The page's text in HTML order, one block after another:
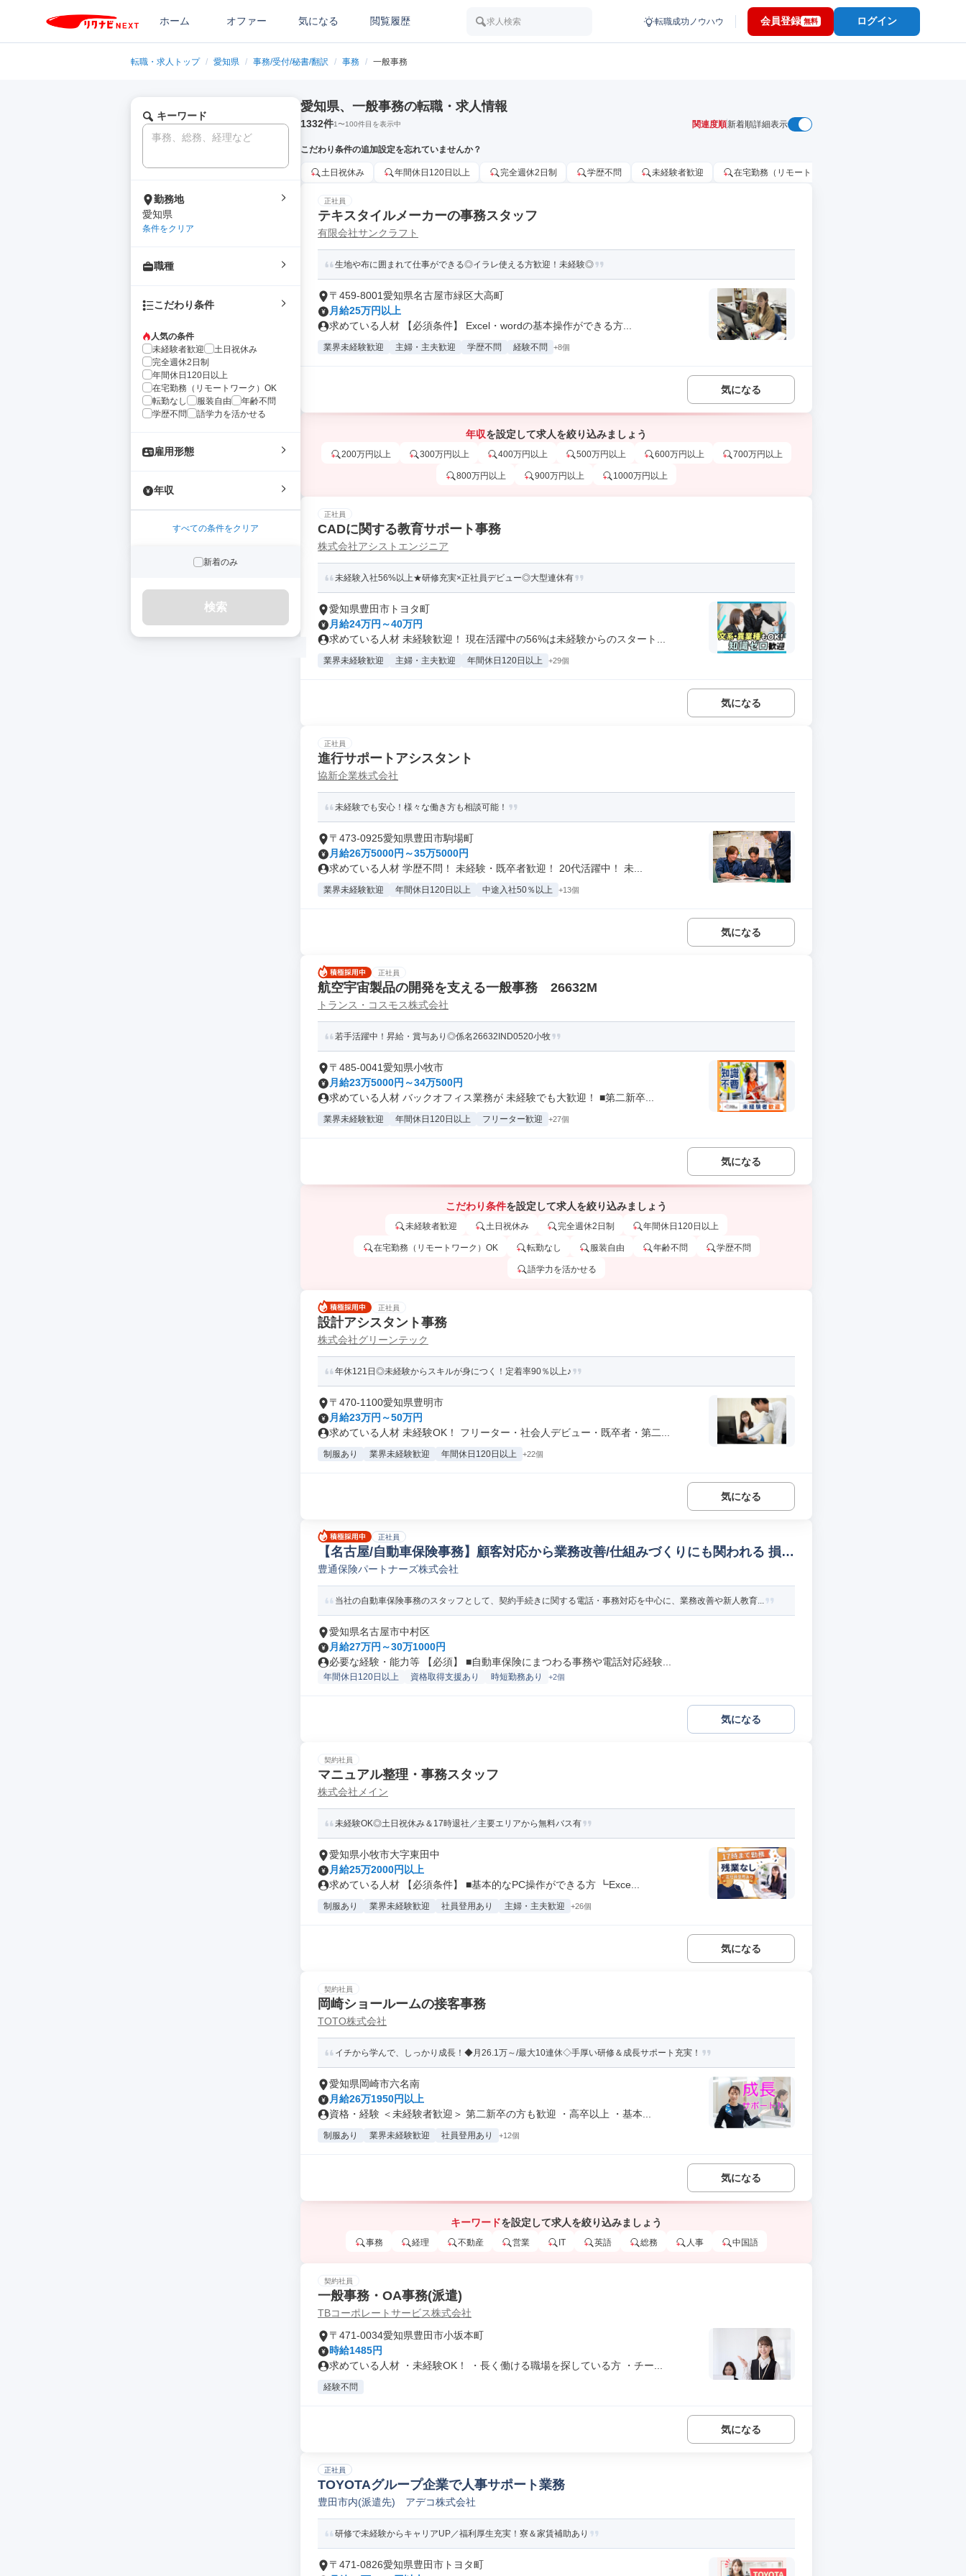
ホーム オファー 気になる 閲覧履歴 求人検索 転職成功ノウハウ 会員登録 無料 ログイン
転職・求人トップ / 愛知県 / 事務/受付/秘書/翻訳 / 事務 / 一般事務
キーワード
勤務地
愛知県
条件をクリア
職種
こだわり条件
人気の条件
未経験者歓迎
土日祝休み
完全週休2日制
年間休日120日以上
在宅勤務（リモートワーク）OK
転勤なし
服装自由
年齢不問
学歴不問
語学力を活かせる
雇用形態
年収
すべての条件をクリア
新着のみ
検索
愛知県、一般事務の転職・求人情報
1332件1〜100件目を表示中 関連度順新着順詳細表示
こだわり条件の追加設定を忘れていませんか？
土日祝休み 年間休日120日以上 完全週休2日制 学歴不問 未経験者歓迎 在宅勤務（リモートワーク）OK
正社員
テキスタイルメーカーの事務スタッフ
有限会社サンクラフト
生地や布に囲まれて仕事ができる◎イラレ使える方歓迎！未経験◎
〒459-8001愛知県名古屋市緑区大高町
月給25万円以上
求めている人材 【必須条件】 Excel・wordの基本操作ができる方...
業界未経験歓迎 主婦・主夫歓迎 学歴不問 経験不問 +8個
気になる
年収を設定して求人を絞り込みましょう
200万円以上 300万円以上 400万円以上 500万円以上 600万円以上 700万円以上
800万円以上 900万円以上 1000万円以上
正社員
CADに関する教育サポート事務
株式会社アシストエンジニア
未経験入社56%以上★研修充実×正社員デビュー◎大型連休有
愛知県豊田市トヨタ町
月給24万円～40万円
求めている人材 未経験歓迎！ 現在活躍中の56%は未経験からのスタート...
業界未経験歓迎 主婦・主夫歓迎 年間休日120日以上 +29個
気になる
正社員
進行サポートアシスタント
協新企業株式会社
未経験でも安心！様々な働き方も相談可能！
〒473-0925愛知県豊田市駒場町
月給26万5000円～35万5000円
求めている人材 学歴不問！ 未経験・既卒者歓迎！ 20代活躍中！ 未...
業界未経験歓迎 年間休日120日以上 中途入社50％以上 +13個
気になる
正社員
航空宇宙製品の開発を支える一般事務 26632M
トランス・コスモス株式会社
若手活躍中！昇給・賞与あり◎係名26632IND0520小牧
〒485-0041愛知県小牧市
月給23万5000円～34万500円
求めている人材 バックオフィス業務が 未経験でも大歓迎！ ■第二新卒...
業界未経験歓迎 年間休日120日以上 フリーター歓迎 +27個
気になる
こだわり条件を設定して求人を絞り込みましょう
未経験者歓迎 土日祝休み 完全週休2日制 年間休日120日以上
在宅勤務（リモートワーク）OK 転勤なし 服装自由 年齢不問 学歴不問
語学力を活かせる
正社員
設計アシスタント事務
株式会社グリーンテック
年休121日◎未経験からスキルが身につく！定着率90％以上♪
〒470-1100愛知県豊明市
月給23万円～50万円
求めている人材 未経験OK！ フリーター・社会人デビュー・既卒者・第二...
制服あり 業界未経験歓迎 年間休日120日以上 +22個
気になる
正社員
【名古屋/自動車保険事務】顧客対応から業務改善/仕組みづくりにも関われる 損保
事務
豊通保険パートナーズ株式会社
当社の自動車保険事務のスタッフとして、契約手続きに関する電話・事務対応を中心に、業務改善や新人教育...
愛知県名古屋市中村区
月給27万円～30万1000円
必要な経験・能力等 【必須】 ■自動車保険にまつわる事務や電話対応経験...
年間休日120日以上 資格取得支援あり 時短勤務あり +2個
気になる
契約社員
マニュアル整理・事務スタッフ
株式会社メイン
未経験OK◎土日祝休み＆17時退社／主要エリアから無料バス有
愛知県小牧市大字東田中
月給25万2000円以上
求めている人材 【必須条件】 ■基本的なPC操作ができる方 ┗Exce...
制服あり 業界未経験歓迎 社員登用あり 主婦・主夫歓迎 +26個
気になる
契約社員
岡崎ショールームの接客事務
TOTO株式会社
イチから学んで、しっかり成長！◆月26.1万～/最大10連休◇手厚い研修＆成長サポート充実！
愛知県岡崎市六名南
月給26万1950円以上
資格・経験 ＜未経験者歓迎＞ 第二新卒の方も歓迎 ・高卒以上 ・基本...
制服あり 業界未経験歓迎 社員登用あり +12個
気になる
キーワードを設定して求人を絞り込みましょう
事務 経理 不動産 営業 IT 英語 総務 人事 中国語
契約社員
一般事務・OA事務(派遣)
TBコーポレートサービス株式会社
〒471-0034愛知県豊田市小坂本町
時給1485円
求めている人材 ・未経験OK！ ・長く働ける職場を探している方 ・チー...
経験不問
気になる
正社員
TOYOTAグループ企業で人事サポート業務
豊田市内(派遣先) アデコ株式会社
研修で未経験からキャリアUP／福利厚生充実！寮＆家賃補助あり
〒471-0826愛知県豊田市トヨタ町